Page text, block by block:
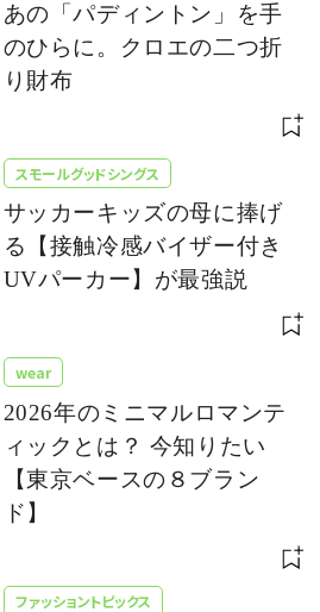
あの「パディントン」を手
のひらに。クロエの二つ折
り財布
スモールグッドシングス
サッカーキッズの母に捧げ
る【接触冷感バイザー付き
UVパーカー】が最強説
wear
2026年のミニマルロマンテ
ィックとは？ 今知りたい
【東京ベースの８ブラン
ド】
ファッショントピックス